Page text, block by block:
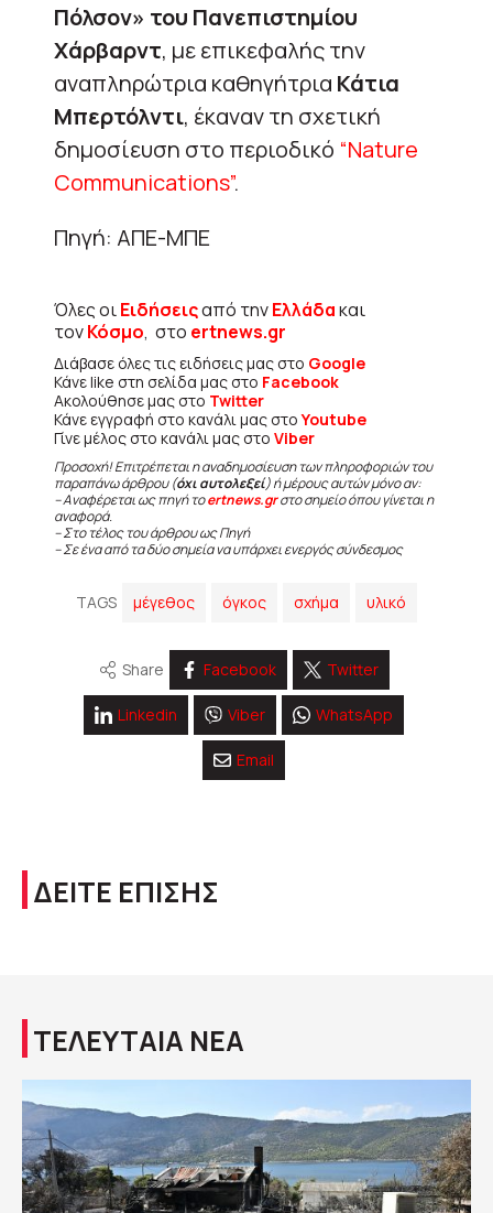
Πόλσον» του Πανεπιστημίου
Χάρβαρντ, με επικεφαλής την
αναπληρώτρια καθηγήτρια Κάτια
Μπερτόλντι, έκαναν τη σχετική
δημοσίευση στο περιοδικό “Nature
Communications”.
Πηγή: ΑΠΕ-ΜΠΕ
Όλες οιΕιδήσειςαπό τηνΕλλάδακαι
τονΚόσμο, στο ertnews.gr
Διάβασε όλες τις ειδήσεις μας στο Google
Κάνε like στη σελίδα μας στο Facebook
Ακολούθησε μας στο Twitter
Κάνε εγγραφή στο κανάλι μας στοYoutube
Γίνε μέλος στο κανάλι μας στο Viber
Προσοχή! Επιτρέπεται η αναδημοσίευση των πληροφοριών του
παραπάνω άρθρου (όχι αυτολεξεί) ή μέρους αυτών μόνο αν:
– Αναφέρεται ως πηγή τοertnews.grστο σημείο όπου γίνεται η
αναφορά.
– Στο τέλος του άρθρου ως Πηγή
– Σε ένα από τα δύο σημεία να υπάρχει ενεργός σύνδεσμος
TAGS μέγεθος όγκος σχήμα υλικό
Share Facebook Twitter
Linkedin Viber WhatsApp
Email
ΔΕΙΤΕ ΕΠΙΣΗΣ
ΤΕΛΕΥΤΑΙΑ ΝΕΑ